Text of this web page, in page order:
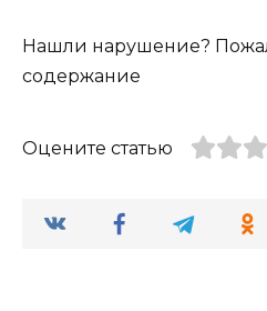
Нашли нарушение?
содержание
Оцените статью